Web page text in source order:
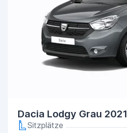
Dacia Lodgy Grau 2021
Sitzplätze